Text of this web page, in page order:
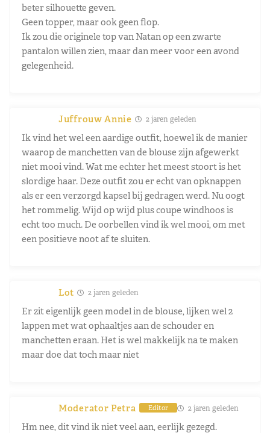
beter silhouette geven.
Geen topper, maar ook geen flop.
Ik zou die originele top van Natan op een zwarte
pantalon willen zien, maar dan meer voor een avond
gelegenheid.
Juffrouw Annie 2 jaren geleden
Ik vind het wel een aardige outfit, hoewel ik de manier
waarop de manchetten van de blouse zijn afgewerkt
niet mooi vind. Wat me echter het meest stoort is het
slordige haar. Deze outfit zou er echt van opknappen
als er een verzorgd kapsel bij gedragen werd. Nu oogt
het rommelig. Wijd op wijd plus coupe windhoos is
echt too much. De oorbellen vind ik wel mooi, om met
een positieve noot af te sluiten.
Lot 2 jaren geleden
Er zit eigenlijk geen model in de blouse, lijken wel 2
lappen met wat ophaaltjes aan de schouder en
manchetten eraan. Het is wel makkelijk na te maken
maar doe dat toch maar niet
Moderator Petra Editor 2 jaren geleden
Hm nee, dit vind ik niet veel aan, eerlijk gezegd.